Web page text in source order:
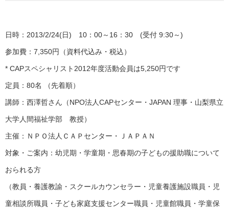
日時：2013/2/24(日) 10：00～16：30 (受付 9:30～)
参加費：7,350円（資料代込み・税込）
* CAPスペシャリスト2012年度活動会員は5,250円です
定員：80名 （先着順）
講師：西澤哲さん（NPO法人CAPセンター・JAPAN 理事・山梨県立
大学人間福祉学部 教授）
主催：ＮＰＯ法人ＣＡＰセンター・ＪＡＰＡＮ
対象・ご案内：幼児期・学童期・思春期の子どもの援助職について
おられる方
（教員・養護教諭・スクールカウンセラー・児童養護施設職員・児
童相談所職員・子ども家庭支援センター職員・児童館職員・学童保